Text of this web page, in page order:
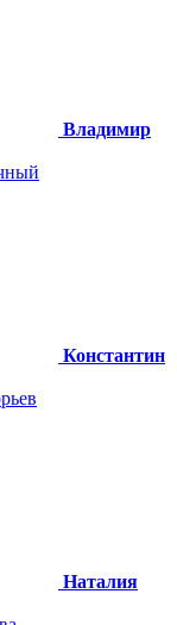
Владимир
Константин
Наталия